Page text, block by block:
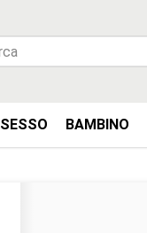
SESSO BAMBINO